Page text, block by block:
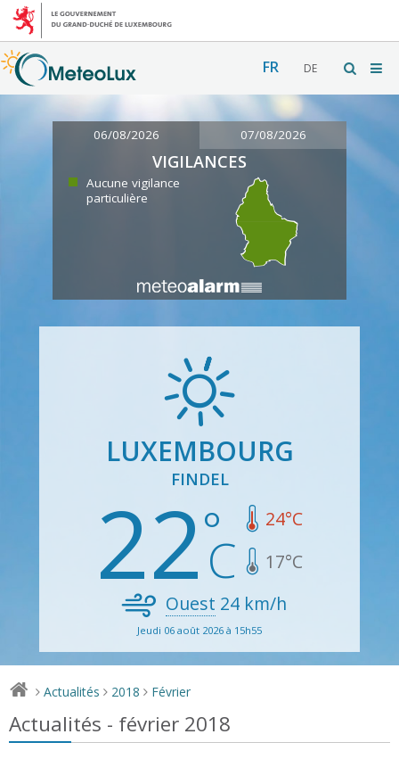
FR DE
06/08/2026 07/08/2026
VIGILANCES
Aucune vigilance
particulière
LUXEMBOURG
FINDEL
22 24°C
17°C
Ouest 24 km/h
Jeudi 06 août 2026 à 15h55
> Actualités > 2018 > Février
Actualités - février 2018